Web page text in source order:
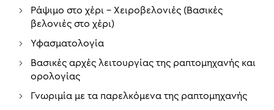
Ράψιμο στο χέρι – Χειροβελονιές (Βασικές
βελονιές στο χέρι)
Υφασματολογία
Βασικές αρχές λειτουργίας της ραπτομηχανής και
ορολογίας
Γνωριμία με τα παρελκόμενα της ραπτομηχανής